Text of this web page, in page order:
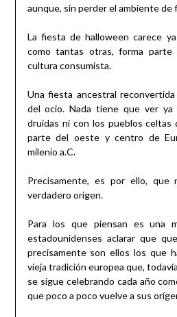
aunque, sin perder el ambiente de
La fiesta de halloween carece
como tantas otras, forma parte
cultura consumista.
Una fiesta ancestral
del ocio. Nada tiene que ver
druidas ni con los pueblos celtas
parte del oeste y centro de
milenio a.C.
Precisamente, es por ello, que
verdadero origen.
Para los que piensan es una
estadounidenses aclarar que
precisamente son ellos los que
vieja tradición europea que,
se sigue celebrando cada año
que poco a poco vuelve a sus